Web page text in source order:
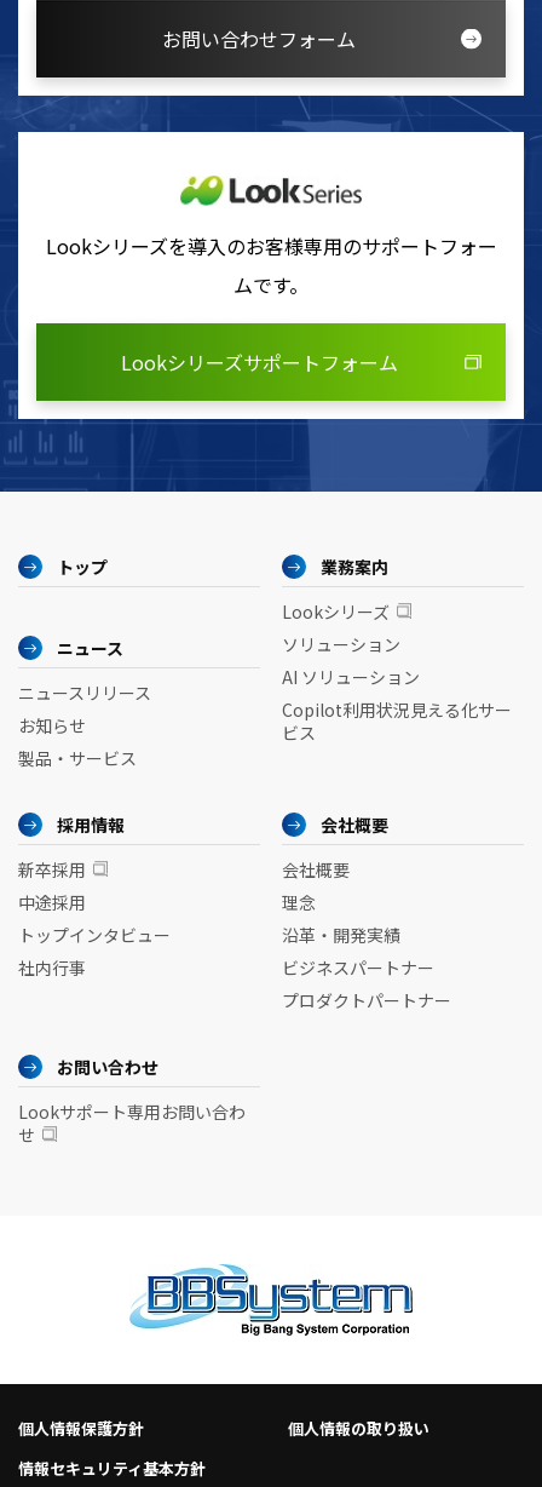
お問い合わせフォーム
Lookシリーズを導入のお客様専用のサポートフォー
ムです。
Lookシリーズサポートフォーム
トップ
ニュース
ニュースリリース
お知らせ
製品・サービス
業務案内
Lookシリーズ
ソリューション
AI ソリューション
Copilot利用状況見える化サー
ビス
採用情報
新卒採用
中途採用
トップインタビュー
社内行事
会社概要
会社概要
理念
沿革・開発実績
ビジネスパートナー
プロダクトパートナー
お問い合わせ
Lookサポート専用お問い合わ
せ
個人情報保護方針
個人情報の取り扱い
情報セキュリティ基本方針